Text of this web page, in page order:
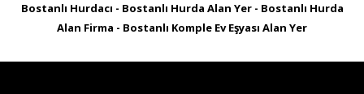
Bostanlı Hurdacı - Bostanlı Hurda Alan Yer - Bostanlı Hurda
Alan Firma - Bostanlı Komple Ev Eşyası Alan Yer